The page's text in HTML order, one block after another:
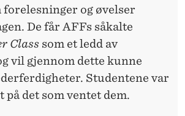
og øvelser
De får AFFs såkalte
Class som et ledd av
vil gjennom dette kunne
Studentene var
på det som ventet dem.